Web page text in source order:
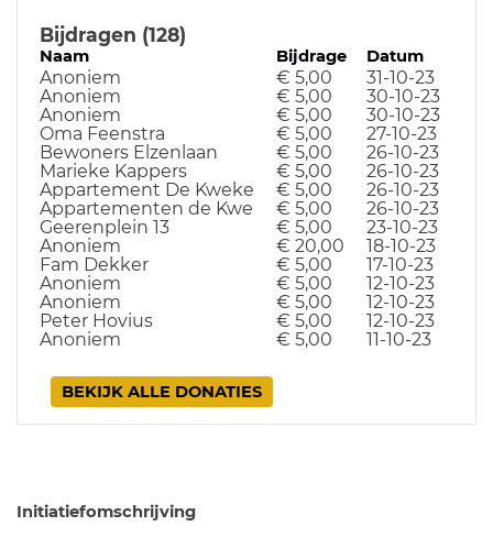
Bijdragen (128)
Naam Bijdrage Datum
Anoniem € 5,00
31-10-23
Anoniem
€ 5,00
30-10-23
Anoniem
€ 5,00
30-10-23
Oma Feenstra
€ 5,00
27-10-23
Bewoners Elzenlaan
€ 5,00
26-10-23
Marieke Kappers
€ 5,00
26-10-23
Appartement De Kweke
€ 5,00
26-10-23
Appartementen de Kwe
€ 5,00
26-10-23
Geerenplein 13
€ 5,00
23-10-23
Anoniem
€ 20,00
18-10-23
Fam Dekker
€ 5,00
17-10-23
Anoniem
€ 5,00
12-10-23
Anoniem
€ 5,00
12-10-23
Peter Hovius
€ 5,00
12-10-23
Anoniem
€ 5,00 11-10-23
BEKIJK ALLE DONATIES
Initiatiefomschrijving